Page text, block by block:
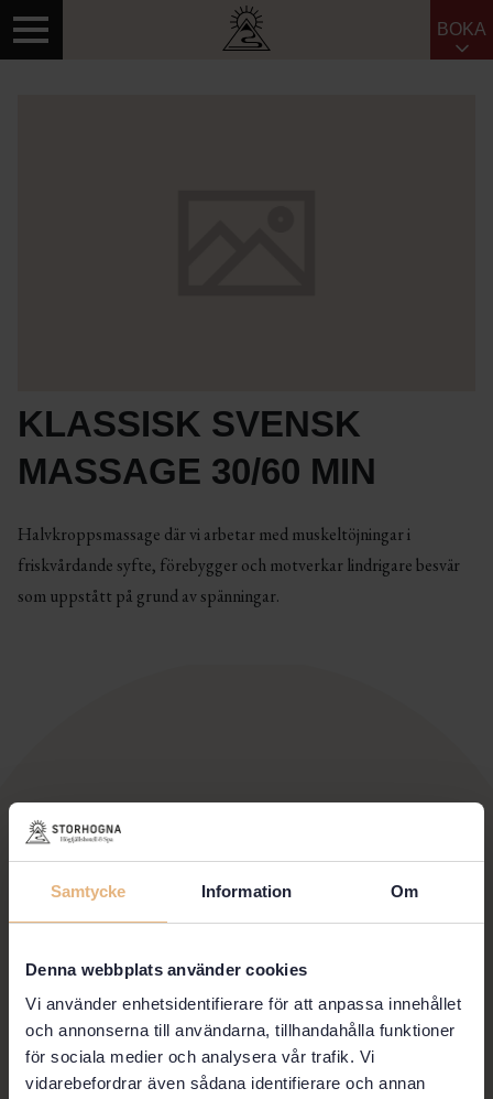
Samtycke Information Om
Denna webbplats använder cookies
Vi använder enhetsidentifierare för att anpassa innehållet
och annonserna till användarna, tillhandahålla funktioner
för sociala medier och analysera vår trafik. Vi
vidarebefordrar även sådana identifierare och annan
BOKA
Sök efter:
KLASSISK SVENSK
MASSAGE 30/60 MIN
Halvkroppsmassage där vi arbetar med muskeltöjningar i
friskvårdande syfte, förebygger och motverkar lindrigare besvär
som uppstått på grund av spänningar.